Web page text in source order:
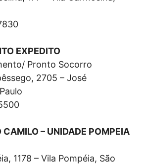
EXPEDITO
Pronto Socorro
2705 – José
CAMILO – UNIDADE POMPEIA
1178 – Vila Pompéia, São